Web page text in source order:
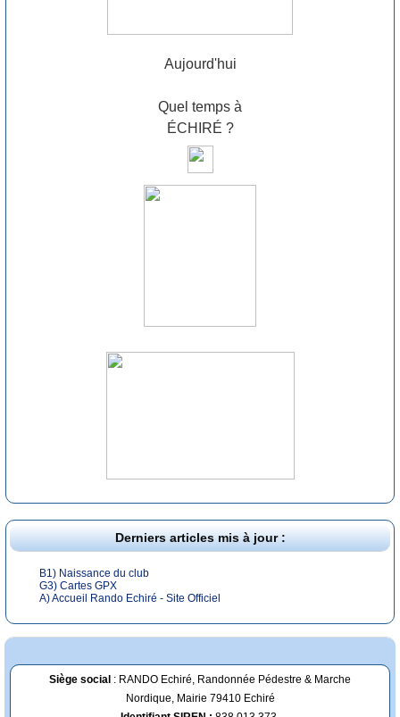
Aujourd'hui
Quel temps à
ÉCHIRÉ ?
Derniers articles mis à jour :
B1) Naissance du club
G3) Cartes GPX
A) Accueil Rando Echiré - Site Officiel
Siège social : RANDO Echiré, Randonnée Pédestre & Marche
Nordique, Mairie 79410 Echiré